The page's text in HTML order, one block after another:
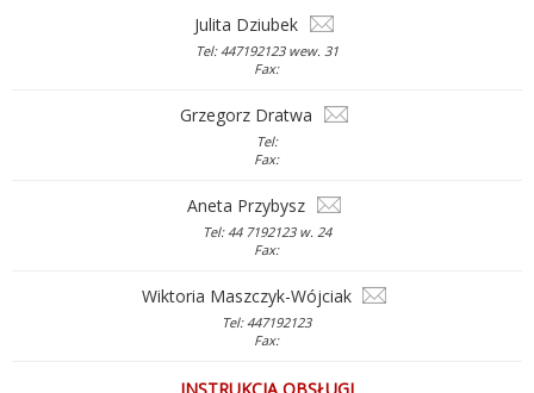
Julita Dziubek
Tel: 447192123 wew. 31
Fax:
Grzegorz Dratwa
Tel:
Fax:
Aneta Przybysz
Tel: 44 7192123 w. 24
Fax:
Wiktoria Maszczyk-Wójciak
Tel: 447192123
Fax: